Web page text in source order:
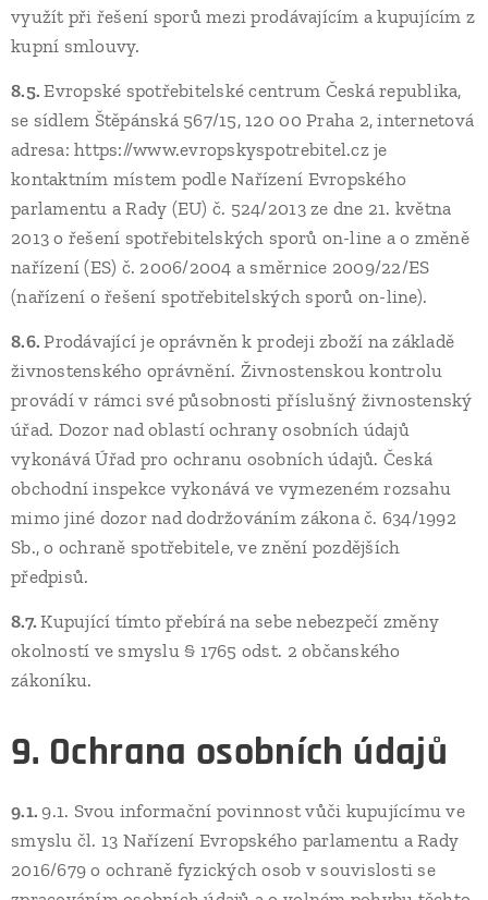
využít při řešení sporů mezi prodávajícím a kupujícím z
kupní smlouvy.
8.5.Evropské spotřebitelské centrum Česká republika,
se sídlem Štěpánská 567/15, 120 00 Praha 2, internetová
adresa: https://www.evropskyspotrebitel.cz je
kontaktním místem podle Nařízení Evropského
parlamentu a Rady (EU) č. 524/2013 ze dne 21. května
2013 o řešení spotřebitelských sporů on-line a o změně
nařízení (ES) č. 2006/2004 a směrnice 2009/22/ES
(nařízení o řešení spotřebitelských sporů on-line).
8.6.Prodávající je oprávněn k prodeji zboží na základě
živnostenského oprávnění. Živnostenskou kontrolu
provádí v rámci své působnosti příslušný živnostenský
úřad. Dozor nad oblastí ochrany osobních údajů
vykonává Úřad pro ochranu osobních údajů. Česká
obchodní inspekce vykonává ve vymezeném rozsahu
mimo jiné dozor nad dodržováním zákona č. 634/1992
Sb., o ochraně spotřebitele, ve znění pozdějších
předpisů.
8.7.Kupující tímto přebírá na sebe nebezpečí změny
okolností ve smyslu § 1765 odst. 2 občanského
zákoníku.
9. Ochrana osobních údajů
9.1. 9.1. Svou informační povinnost vůči kupujícímu ve
smyslu čl. 13 Nařízení Evropského parlamentu a Rady
2016/679 o ochraně fyzických osob v souvislosti se